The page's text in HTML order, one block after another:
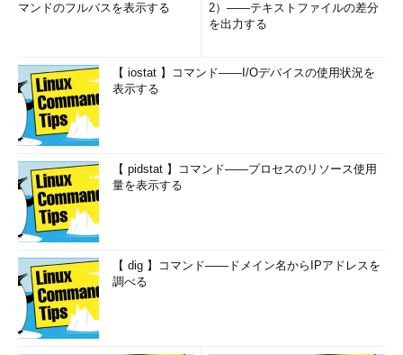
マンドのフルパスを表示する
2）――テキストファイルの差分
を出力する
【 iostat 】コマンド――I/Oデバイスの使用状況を
表示する
【 pidstat 】コマンド――プロセスのリソース使用
量を表示する
【 dig 】コマンド――ドメイン名からIPアドレスを
調べる